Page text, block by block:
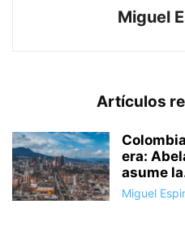
Miguel
Artículos
era:
asume
Miguel